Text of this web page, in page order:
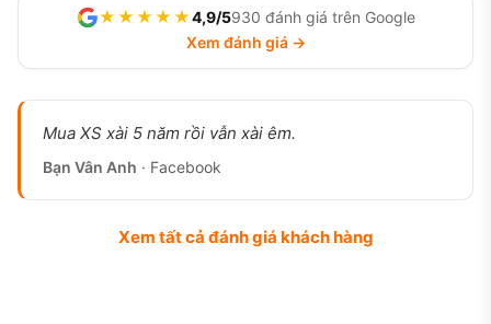
★★★★★4,9/5930 đánh giá trên Google
Xem đánh giá →
Mua XS xài 5 năm rồi vẫn xài êm.
Bạn Vân Anh · Facebook
Xem tất cả đánh giá khách hàng